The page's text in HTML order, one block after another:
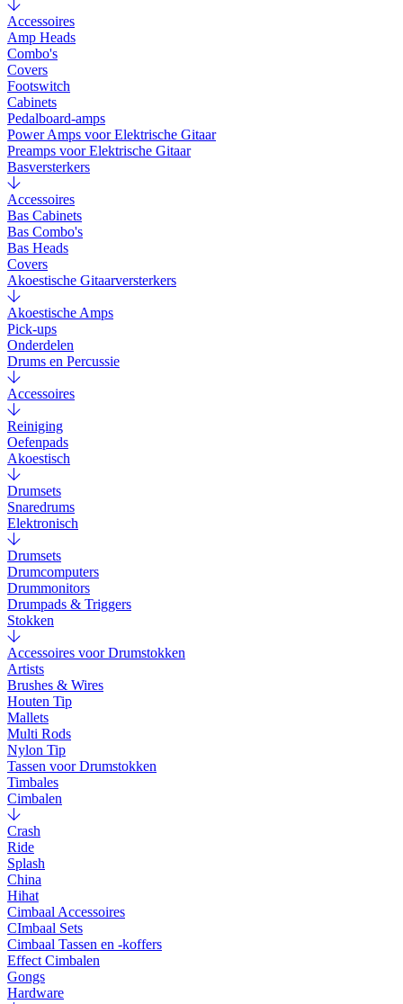
Accessoires
Amp Heads
Combo's
Covers
Footswitch
Cabinets
Pedalboard-amps
Power Amps voor Elektrische Gitaar
Preamps voor Elektrische Gitaar
Basversterkers
Accessoires
Bas Cabinets
Bas Combo's
Bas Heads
Covers
Akoestische Gitaarversterkers
Akoestische Amps
Pick-ups
Onderdelen
Drums en Percussie
Accessoires
Reiniging
Oefenpads
Akoestisch
Drumsets
Snaredrums
Elektronisch
Drumsets
Drumcomputers
Drummonitors
Drumpads & Triggers
Stokken
Accessoires voor Drumstokken
Artists
Brushes & Wires
Houten Tip
Mallets
Multi Rods
Nylon Tip
Tassen voor Drumstokken
Timbales
Cimbalen
Crash
Ride
Splash
China
Hihat
Cimbaal Accessoires
CImbaal Sets
Cimbaal Tassen en -koffers
Effect Cimbalen
Gongs
Hardware